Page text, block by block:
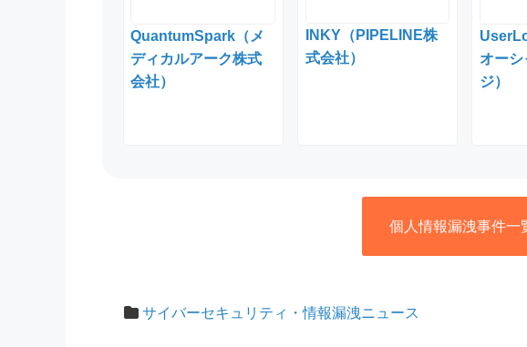
QuantumSpark（メ
ディカルアーク株式
会社）
INKY（PIPELINE株
式会社）
オーシ
ジ）
個人情報漏洩事件一
サイバーセキュリティ・情報漏洩ニュース